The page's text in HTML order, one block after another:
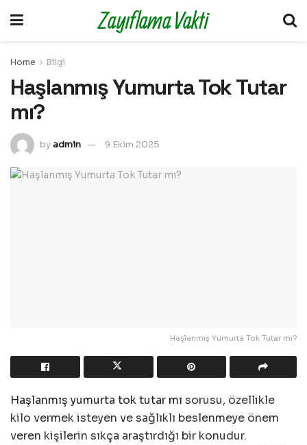
Zayıflama Vakti
Home Bilgi
Haşlanmış Yumurta Tok Tutar
mı?
byadmin 9 Ekim 2025
Haşlanmış Yumurta Tok Tutar mı?
Haşlanmış yumurta tok tutar mı sorusu, özellikle
kilo vermek isteyen ve sağlıklı beslenmeye önem
veren kişilerin sıkça araştırdığı bir konudur.